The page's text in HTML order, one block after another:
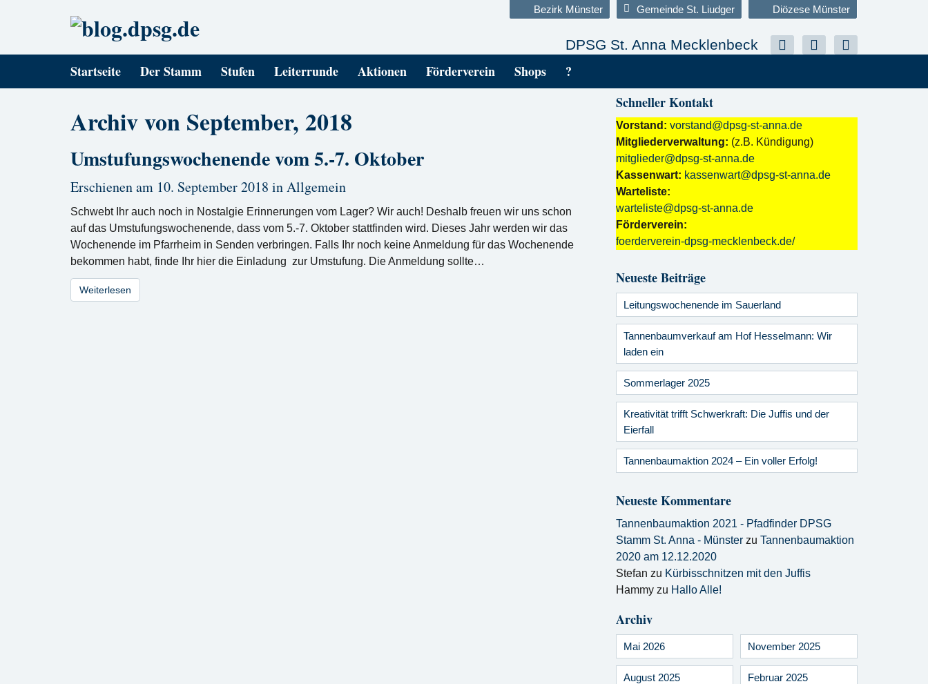
Bezirk Münster Gemeinde St. Liudger Diözese Münster
DPSG St. Anna Mecklenbeck
Startseite Der Stamm Stufen Leiterrunde Aktionen Förderverein Shops ?
Archiv von September, 2018
Umstufungswochenende vom 5.-7. Oktober
Erschienen am 10. September 2018 inAllgemein
Schwebt Ihr auch noch in Nostalgie Erinnerungen vom Lager? Wir auch! Deshalb freuen wir uns schon
auf das Umstufungswochenende, dass vom 5.-7. Oktober stattfinden wird. Dieses Jahr werden wir das
Wochenende im Pfarrheim in Senden verbringen. Falls Ihr noch keine Anmeldung für das Wochenende
bekommen habt, finde Ihr hier die Einladung zur Umstufung. Die Anmeldung sollte…
Weiterlesen
Schneller Kontakt
Vorstand: vorstand@dpsg-st-anna.de
Mitgliederverwaltung: (z.B. Kündigung)
mitglieder@dpsg-st-anna.de
Kassenwart: kassenwart@dpsg-st-anna.de
Warteliste:
warteliste@dpsg-st-anna.de
Förderverein:
foerderverein-dpsg-mecklenbeck.de/
Neueste Beiträge
Leitungswochenende im Sauerland
Tannenbaumverkauf am Hof Hesselmann: Wir
laden ein
Sommerlager 2025
Kreativität trifft Schwerkraft: Die Juffis und der
Eierfall
Tannenbaumaktion 2024 – Ein voller Erfolg!
Neueste Kommentare
Tannenbaumaktion 2021 - Pfadfinder DPSG
Stamm St. Anna - Münster zu Tannenbaumaktion
2020 am 12.12.2020
Stefan zu Kürbisschnitzen mit den Juffis
Hammy zu Hallo Alle!
Archiv
Mai 2026 November 2025
August 2025 Februar 2025